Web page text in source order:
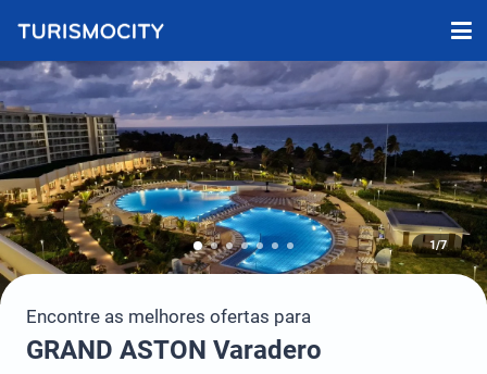
1/7
Encontre as melhores ofertas para
GRAND ASTON Varadero